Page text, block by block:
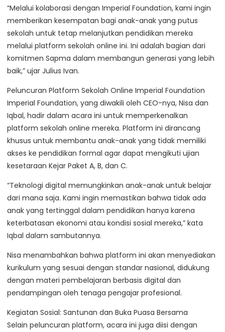
“Melalui kolaborasi dengan Imperial Foundation, kami ingin
memberikan kesempatan bagi anak-anak yang putus
sekolah untuk tetap melanjutkan pendidikan mereka
melalui platform sekolah online ini. Ini adalah bagian dari
komitmen Sapma dalam membangun generasi yang lebih
baik,” ujar Julius Ivan.
Peluncuran Platform Sekolah Online Imperial Foundation
Imperial Foundation, yang diwakili oleh CEO-nya, Nisa dan
Iqbal, hadir dalam acara ini untuk memperkenalkan
platform sekolah online mereka. Platform ini dirancang
khusus untuk membantu anak-anak yang tidak memiliki
akses ke pendidikan formal agar dapat mengikuti ujian
kesetaraan Kejar Paket A, B, dan C.
“Teknologi digital memungkinkan anak-anak untuk belajar
dari mana saja. Kami ingin memastikan bahwa tidak ada
anak yang tertinggal dalam pendidikan hanya karena
keterbatasan ekonomi atau kondisi sosial mereka,” kata
Iqbal dalam sambutannya.
Nisa menambahkan bahwa platform ini akan menyediakan
kurikulum yang sesuai dengan standar nasional, didukung
dengan materi pembelajaran berbasis digital dan
pendampingan oleh tenaga pengajar profesional.
Kegiatan Sosial: Santunan dan Buka Puasa Bersama
Selain peluncuran platform, acara ini juga diisi dengan